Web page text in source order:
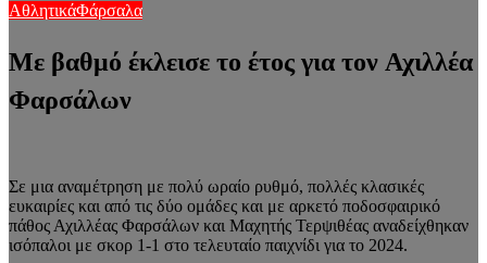
ΑθλητικάΦάρσαλα
Με βαθμό έκλεισε το έτος για τον Αχιλλέα
Φαρσάλων
Σε μια αναμέτρηση με πολύ ωραίο ρυθμό, πολλές κλασικές
ευκαιρίες και από τις δύο ομάδες και με αρκετό ποδοσφαιρικό
πάθος Αχιλλέας Φαρσάλων και Μαχητής Τερψιθέας αναδείχθηκαν
ισόπαλοι με σκορ 1-1 στο τελευταίο παιχνίδι για το 2024.